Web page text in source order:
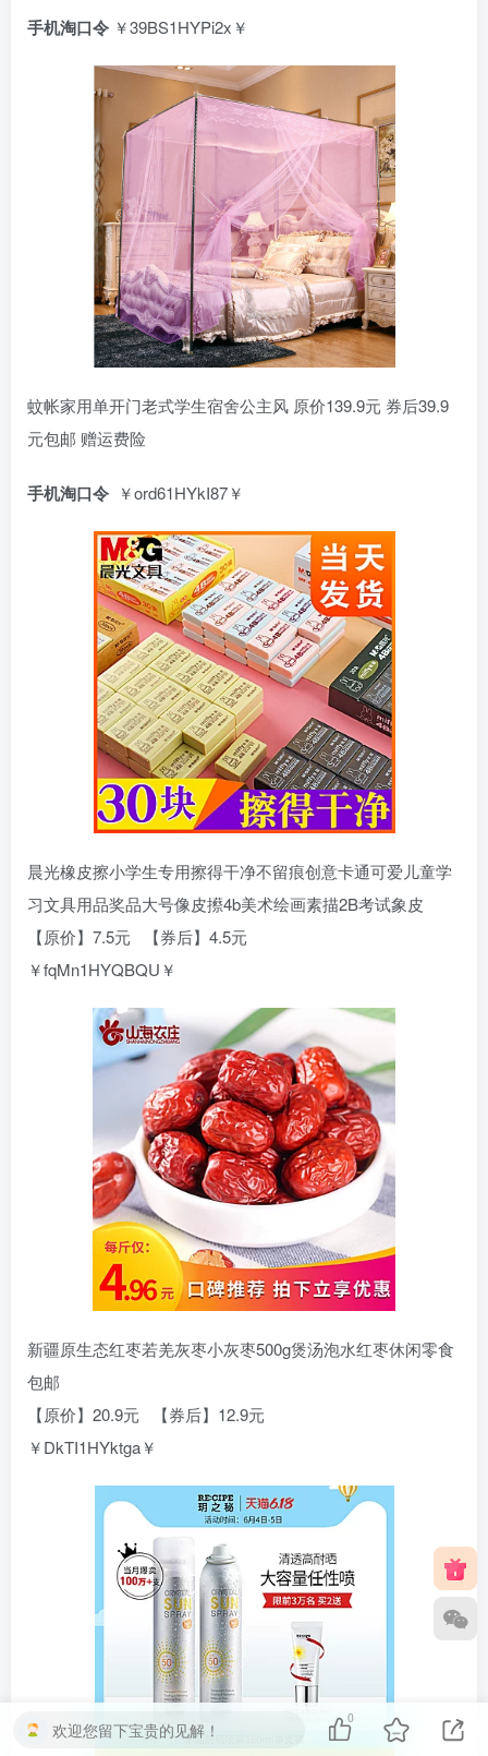
手机淘口令 ￥39BS1HYPi2x￥
蚊帐家用单开门老式学生宿舍公主风 原价139.9元 券后39.9
元包邮 赠运费险
手机淘口令 ￥ord61HYkI87￥
晨光橡皮擦小学生专用擦得干净不留痕创意卡通可爱儿童学
习文具用品奖品大号像皮攃4b美术绘画素描2B考试象皮
【原价】7.5元 【券后】4.5元
￥fqMn1HYQBQU￥
新疆原生态红枣若羌灰枣小灰枣500g煲汤泡水红枣休闲零食
包邮
【原价】20.9元 【券后】12.9元
￥DkTI1HYktga￥
欢迎您留下宝贵的见解！
0